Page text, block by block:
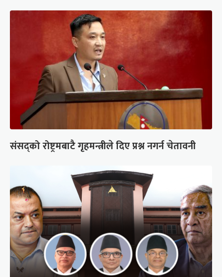
संसद्को रोष्ट्रमबाटै गृहमन्त्रीले दिए प्रश्न नगर्न चेतावनी